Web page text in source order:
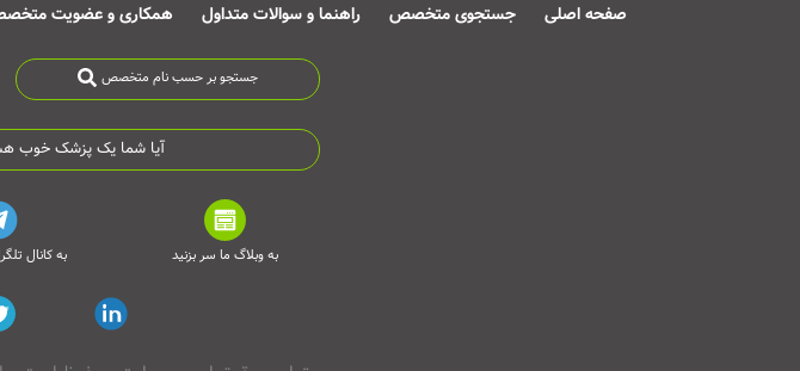
صفحه اصلی جستجوی متخصص راهنما و سوالات متداول همکاری و عضویت
جستجو بر حسب نام متخصص
آیا شما یک پزشک خوب
به وبلاگ ما سر بزنید به کانال